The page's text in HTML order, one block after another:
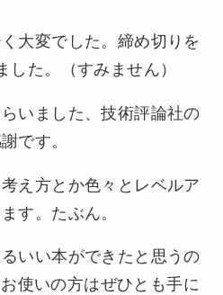
大変でした。締め切りを
した。（すみません）
いました、技術評論社の
です。
え方とか色々とレベルア
す。たぶん。
いい本ができたと思うの
使いの方はぜひとも手に